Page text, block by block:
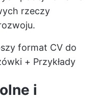
rzeczy
format CV do
+ Przykłady
i